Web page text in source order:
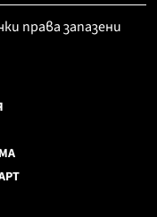
права запазени